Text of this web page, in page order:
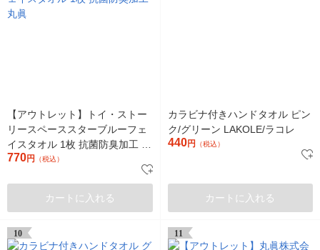
【アウトレット】トイ・ストー
リースペーススターブルーフェ
イスタオル 1枚 抗菌防臭加工 丸
眞
770円 （税込）
カートに入れる
カラビナ付きハンドタオル ピン
ク/グリーン LAKOLE/ラコレ
440円 （税込）
カートに入れる
10 11